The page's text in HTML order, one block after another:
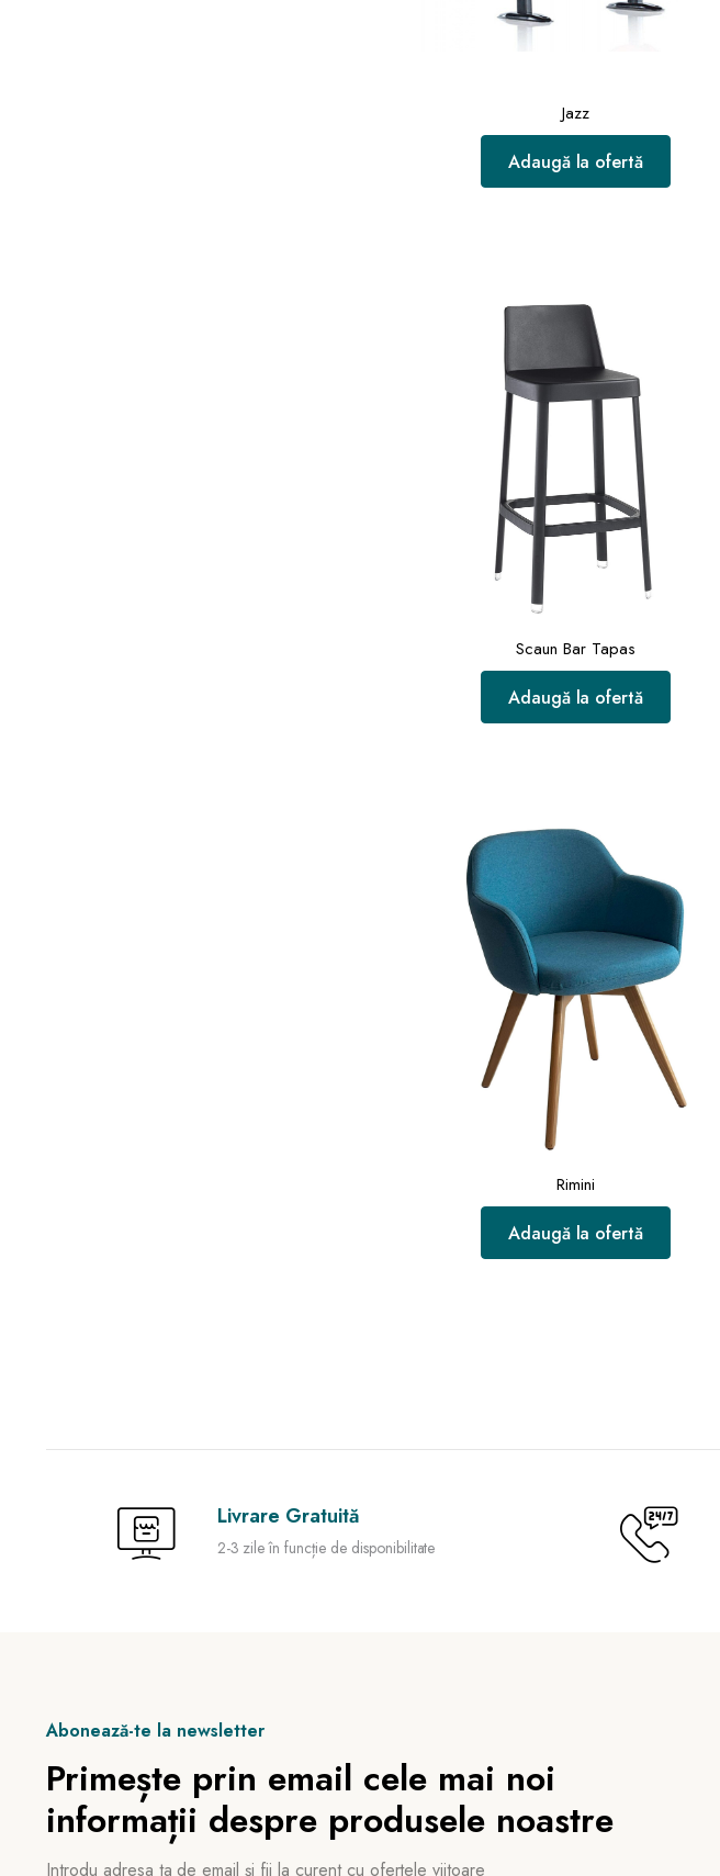
Jazz
Adaugă la ofertă
Scaun Bar Tapas
Adaugă la ofertă
Rimini
Adaugă la ofertă
Livrare Gratuită
2-3 zile în funcție de disponibilitate
Abonează-te la newsletter
Primește prin email cele mai noi
informații despre produsele noastre
Introdu adresa ta de email și fii la curent cu ofertele viitoare